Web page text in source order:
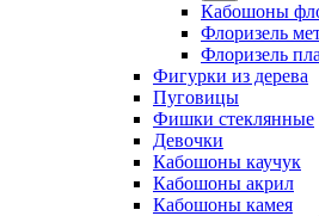
Кабошоны
Флоризель
Флоризель
Фигурки из дерева
Пуговицы
Фишки стеклянные
Девочки
Кабошоны каучук
Кабошоны акрил
Кабошоны камея